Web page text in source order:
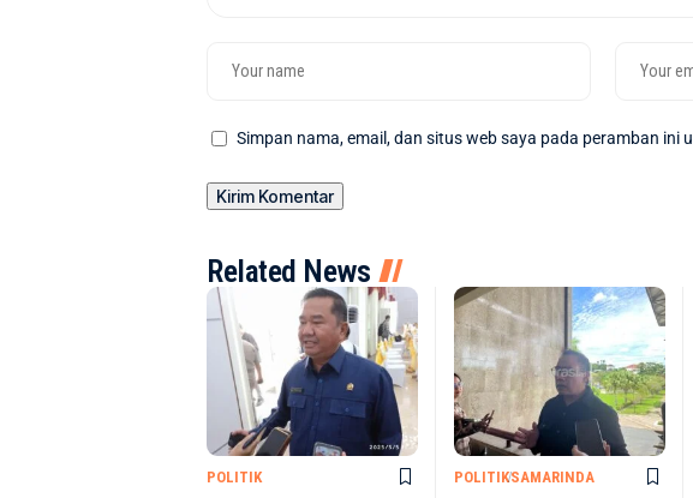
Simpan nama, email, dan situs web saya pada peramban ini
Related News
POLITIK POLITIKSAMARINDA